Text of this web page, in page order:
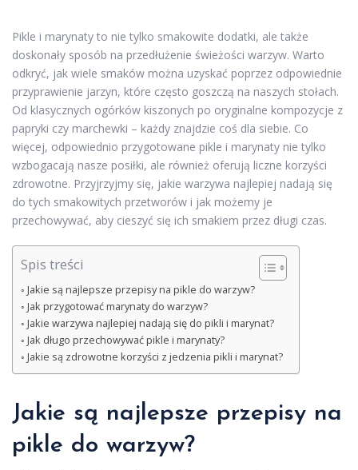
Pikle i marynaty to nie tylko smakowite dodatki, ale także
doskonały sposób na przedłużenie świeżości warzyw. Warto
odkryć, jak wiele smaków można uzyskać poprzez odpowiednie
przyprawienie jarzyn, które często goszczą na naszych stołach.
Od klasycznych ogórków kiszonych po oryginalne kompozycje z
papryki czy marchewki – każdy znajdzie coś dla siebie. Co
więcej, odpowiednio przygotowane pikle i marynaty nie tylko
wzbogacają nasze posiłki, ale również oferują liczne korzyści
zdrowotne. Przyjrzyjmy się, jakie warzywa najlepiej nadają się
do tych smakowitych przetworów i jak możemy je
przechowywać, aby cieszyć się ich smakiem przez długi czas.
Spis treści
Jakie są najlepsze przepisy na pikle do warzyw?
Jak przygotować marynaty do warzyw?
Jakie warzywa najlepiej nadają się do pikli i marynat?
Jak długo przechowywać pikle i marynaty?
Jakie są zdrowotne korzyści z jedzenia pikli i marynat?
Jakie są najlepsze przepisy na
pikle do warzyw?